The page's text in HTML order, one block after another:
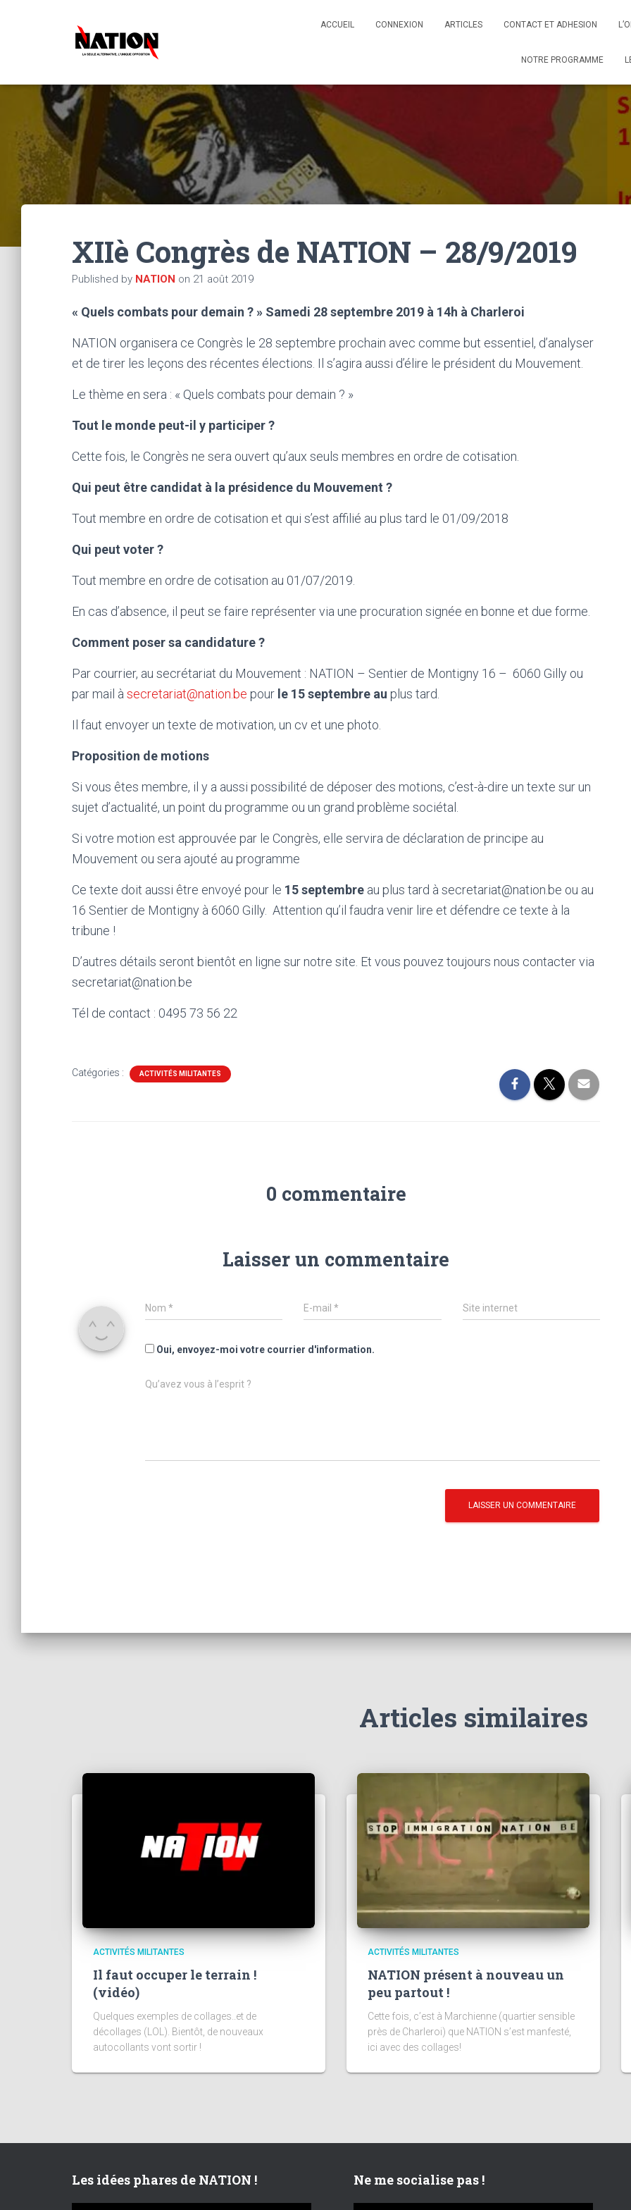
ACCUEIL CONNEXION ARTICLES CONTACT ET ADHESION
NOTRE PROGRAMME
XIIè Congrès de NATION – 28/9/2019
Published by NATION on 21 août 2019
« Quels combats pour demain ? » Samedi 28 septembre 2019 à 14h à Charleroi
NATION organisera ce Congrès le 28 septembre prochain avec comme but essentiel, d’analyser
et de tirer les leçons des récentes élections. Il s’agira aussi d’élire le président du Mouvement.
Le thème en sera : « Quels combats pour demain ? »
Tout le monde peut-il y participer ?
Cette fois, le Congrès ne sera ouvert qu’aux seuls membres en ordre de cotisation.
Qui peut être candidat à la présidence du Mouvement ?
Tout membre en ordre de cotisation et qui s’est affilié au plus tard le 01/09/2018
Qui peut voter ?
Tout membre en ordre de cotisation au 01/07/2019.
En cas d’absence, il peut se faire représenter via une procuration signée en bonne et due forme.
Comment poser sa candidature ?
Par courrier, au secrétariat du Mouvement : NATION – Sentier de Montigny 16 – 6060 Gilly ou
par mail à secretariat@nation.be pour le 15 septembre au plus tard.
Il faut envoyer un texte de motivation, un cv et une photo.
Proposition de motions
Si vous êtes membre, il y a aussi possibilité de déposer des motions, c’est-à-dire un texte sur un
sujet d’actualité, un point du programme ou un grand problème sociétal.
Si votre motion est approuvée par le Congrès, elle servira de déclaration de principe au
Mouvement ou sera ajouté au programme
Ce texte doit aussi être envoyé pour le 15 septembre au plus tard à secretariat@nation.be ou au
16 Sentier de Montigny à 6060 Gilly. Attention qu’il faudra venir lire et défendre ce texte à la
tribune !
D’autres détails seront bientôt en ligne sur notre site. Et vous pouvez toujours nous contacter via
secretariat@nation.be
Tél de contact : 0495 73 56 22
Catégories : ACTIVITÉS MILITANTES
0 commentaire
Laisser un commentaire
Nom * E-mail* Site internet
Oui, envoyez-moi votre courrier d'information.
Qu’avez vous à l’esprit ?
Articles similaires
ACTIVITÉS MILITANTES
Il faut occuper le terrain !
(vidéo)
Quelques exemples de collages..et de
décollages (LOL). Bientôt, de nouveaux
autocollants vont sortir !
ACTIVITÉS MILITANTES
NATION présent à nouveau un
peu partout !
Cette fois, c’est à Marchienne (quartier sensible
près de Charleroi) que NATION s’est manfesté,
ici avec des collages!
Les idées phares de NATION ! Ne me socialise pas !